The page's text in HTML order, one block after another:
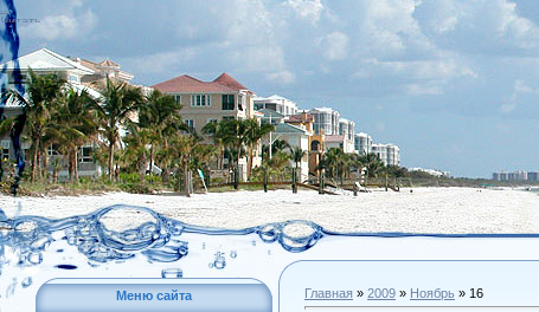
Меню сайта Главная » 2009 » Ноябрь » 16
...
Читать
дальше
»